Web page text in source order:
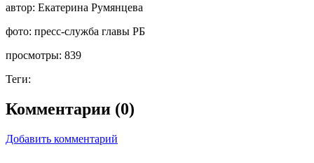
автор: Екатерина Румянцева
фото: пресс-служба главы РБ
просмотры: 839
Теги:
Комментарии (0)
Добавить комментарий